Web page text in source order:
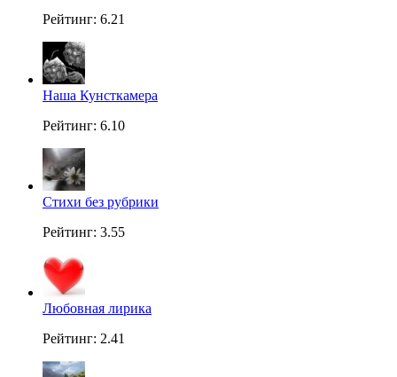
Рейтинг: 6.21
Наша Кунсткамера
Рейтинг: 6.10
Стихи без рубрики
Рейтинг: 3.55
Любовная лирика
Рейтинг: 2.41